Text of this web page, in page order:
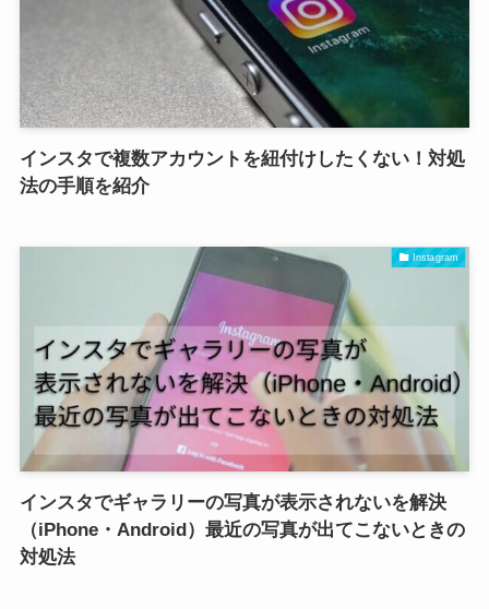
インスタで複数アカウントを紐付けしたくない！対処
法の手順を紹介
Instagram
インスタでギャラリーの写真が表示されないを解決
（iPhone・Android）最近の写真が出てこないときの
対処法